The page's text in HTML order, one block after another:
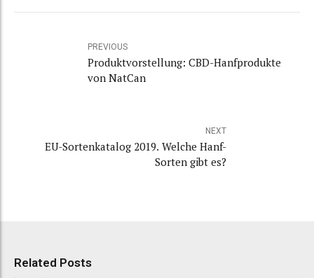
PREVIOUS
Produktvorstellung: CBD-Hanfprodukte
von NatCan
NEXT
EU-Sortenkatalog 2019. Welche Hanf-
Sorten gibt es?
Related Posts
Review: Goldextrakt mit Hanföl